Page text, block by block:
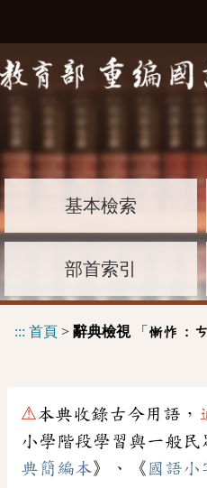
基本檢索
部首索引
::: 首頁 > 辭典檢視「 慚怍 :
⚠本典收錄古今用語，
小學階段學習與一般民
典簡編本》、《 國語小